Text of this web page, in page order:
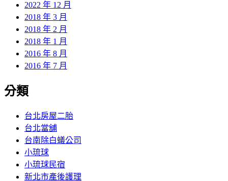
2022 年 12 月
2018 年 3 月
2018 年 2 月
2018 年 1 月
2016 年 8 月
2016 年 7 月
分類
台北房屋二胎
台北當舖
台南除白蟻公司
小琉球
小琉球民宿
新北市產後護理